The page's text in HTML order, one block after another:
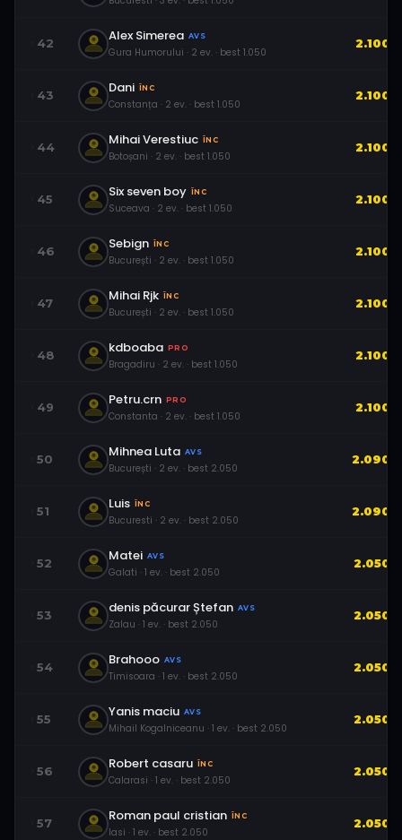
42 Alex Simerea AVS
Gura Humorului · 2 ev. · best 1.050
2.100
43 Dani ÎNC
Constanța · 2 ev. · best 1.050
2.100
44 Mihai Verestiuc ÎNC
Botoșani · 2 ev. · best 1.050
2.100
45 Six seven boy ÎNC
Suceava · 2 ev. · best 1.050
2.100
46 Sebign ÎNC
București · 2 ev. · best 1.050
2.100
47 Mihai Rjk ÎNC
București · 2 ev. · best 1.050
2.100
48 kdboaba PRO
Bragadiru · 2 ev. · best 1.050
2.100
49 Petru.crn PRO
Constanta · 2 ev. · best 1.050
2.100
50 Mihnea Luta AVS
București · 2 ev. · best 2.050
2.090
51 Luis ÎNC
Bucuresti · 2 ev. · best 2.050
2.090
52 Matei AVS
Galati · 1 ev. · best 2.050
2.050
53 denis păcurar Ștefan AVS
Zalau · 1 ev. · best 2.050
2.050
54 Brahooo AVS
Timisoara · 1 ev. · best 2.050
2.050
55 Yanis maciu AVS
Mihail Kogalniceanu · 1 ev. · best 2.050
2.050
56 Robert casaru ÎNC
Calarasi · 1 ev. · best 2.050
2.050
57 Roman paul cristian ÎNC
Iasi · 1 ev. · best 2.050
2.050